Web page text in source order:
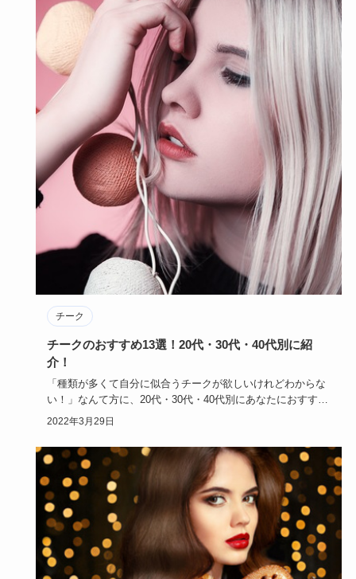
チーク
チークのおすすめ13選！20代・30代・40代別に紹
介！
「種類が多くて自分に似合うチークが欲しいけれどわからな
い！」なんて方に、20代・30代・40代別にあなたにおすすめ
チークを…
2022年3月29日